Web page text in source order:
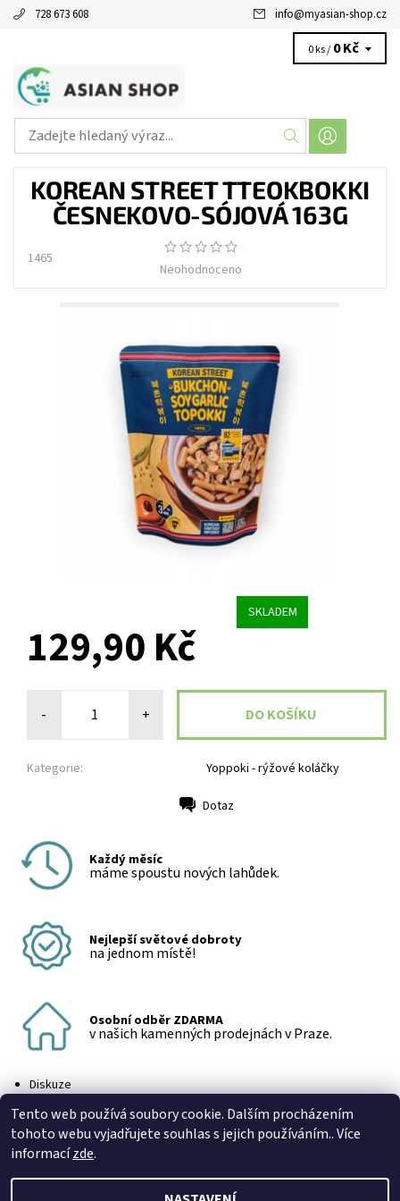
728 673 608 info@myasian-shop.cz
0 ks / 0 Kč
KOREAN STREET TTEOKBOKKI
ČESNEKOVO-SÓJOVÁ 163G
1465
Neohodnoceno
SKLADEM
129,90 Kč
- +
Kategorie: Yoppoki - rýžové koláčky
Dotaz
Každý měsíc
máme spoustu nových lahůdek.
Nejlepší světové dobroty
na jednom místě!
Osobní odběr ZDARMA
v našich kamenných prodejnách v Praze.
Diskuze
Přidat komentář
Tento web používá soubory cookie. Dalším procházením
tohoto webu vyjadřujete souhlas s jejich používáním.. Více
informacízde.